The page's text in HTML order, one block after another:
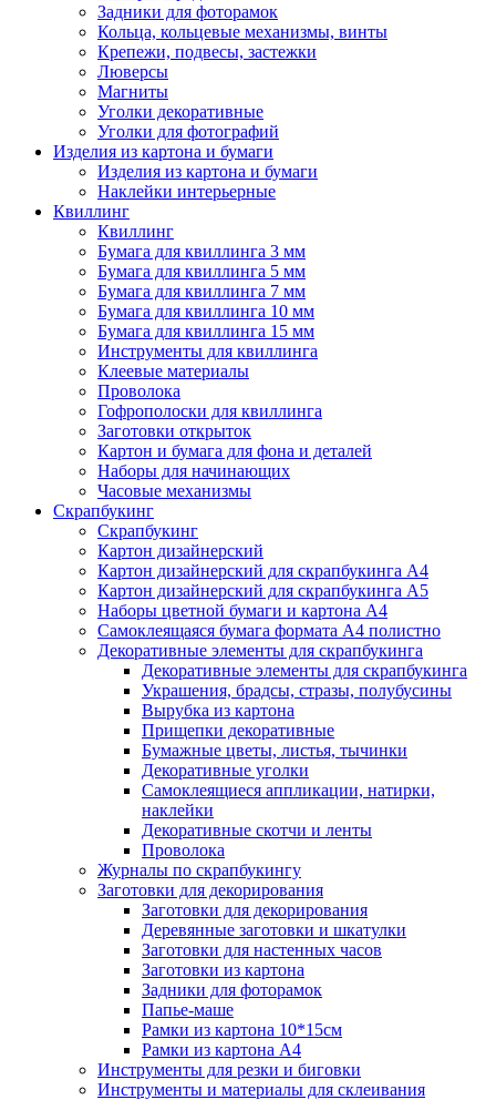
Задники для фоторамок
Кольца, кольцевые механизмы, винты
Крепежи, подвесы, застежки
Люверсы
Магниты
Уголки декоративные
Уголки для фотографий
Изделия из картона и бумаги
Изделия из картона и бумаги
Наклейки интерьерные
Квиллинг
Квиллинг
Бумага для квиллинга 3 мм
Бумага для квиллинга 5 мм
Бумага для квиллинга 7 мм
Бумага для квиллинга 10 мм
Бумага для квиллинга 15 мм
Инструменты для квиллинга
Клеевые материалы
Проволока
Гофрополоски для квиллинга
Заготовки открыток
Картон и бумага для фона и деталей
Наборы для начинающих
Часовые механизмы
Скрапбукинг
Скрапбукинг
Картон дизайнерский
Картон дизайнерский для скрапбукинга А4
Картон дизайнерский для скрапбукинга А5
Наборы цветной бумаги и картона А4
Самоклеящаяся бумага формата А4 полистно
Декоративные элементы для скрапбукинга
Декоративные элементы для скрапбукинга
Украшения, брадсы, стразы, полубусины
Вырубка из картона
Прищепки декоративные
Бумажные цветы, листья, тычинки
Декоративные уголки
Самоклеящиеся аппликации, натирки,
наклейки
Декоративные скотчи и ленты
Проволока
Журналы по скрапбукингу
Заготовки для декорирования
Заготовки для декорирования
Деревянные заготовки и шкатулки
Заготовки для настенных часов
Заготовки из картона
Задники для фоторамок
Папье-маше
Рамки из картона 10*15см
Рамки из картона А4
Инструменты для резки и биговки
Инструменты и материалы для склеивания